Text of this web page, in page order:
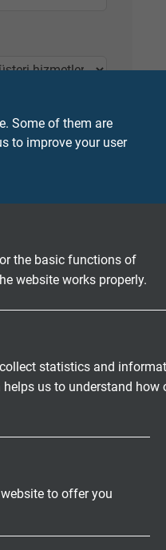
Some of them are
to improve your user
the basic functions of
website works properly.
statistics and
us to understand how
to offer you
zur
Anfrage erhoben
Hinweis: Sie
jederzeit für
an info@sab-